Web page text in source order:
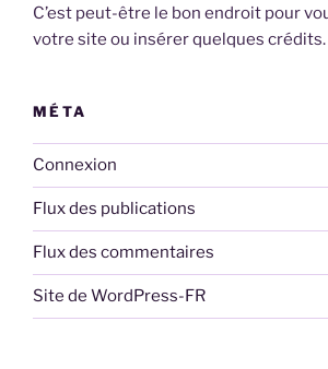
C’est peut-être le bon endroit pour
votre site ou insérer quelques crédits.
MÉTA
Connexion
Flux des publications
Flux des commentaires
Site de WordPress-FR